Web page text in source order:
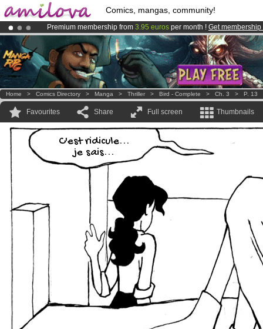
Comics, mangas, community!
Premium membership from 3.95 euros per month ! Get membership
AmilovaKickstarter is now LIVE!.
Already 100000membersand 1000 comics & mangas!.
Home > Comics Directory > Manga > Thriller > Bird - Complete > Ch. 3 > P. 13
Favourites Share Full screen Thumbnails
C'est ridicule...
je sais...